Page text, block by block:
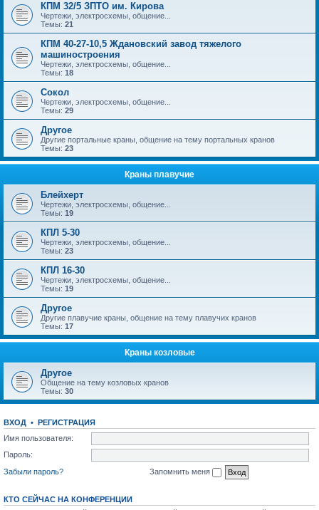
КПМ 32/5 ЗПТО им. Кирова
Чертежи, электросхемы, общение...
Темы: 21
КПМ 40-27-10,5 Ждановский завод тяжелого
машиностроения
Чертежи, электросхемы, общение...
Темы: 18
Сокол
Чертежи, электросхемы, общение...
Темы: 29
Другое
Другие портальные краны, общение на тему портальных кранов
Темы: 23
Краны плавучие
Блейхерт
Чертежи, электросхемы, общение...
Темы: 19
КПЛ 5-30
Чертежи, электросхемы, общение...
Темы: 23
КПЛ 16-30
Чертежи, электросхемы, общение...
Темы: 19
Другое
Другие плавучие краны, общение на тему плавучих кранов
Темы: 17
Краны козловые
Другое
Общение на тему козловых кранов
Темы: 30
ВХОД • РЕГИСТРАЦИЯ
Имя пользователя:
Пароль:
Забыли пароль?
Запомнить меня
КТО СЕЙЧАС НА КОНФЕРЕНЦИИ